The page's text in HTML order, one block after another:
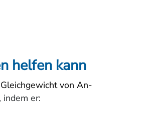
helfen kann
von An-
er: